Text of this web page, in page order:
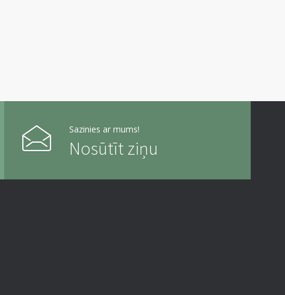
Sazinies ar mums!
Nosūtīt ziņu